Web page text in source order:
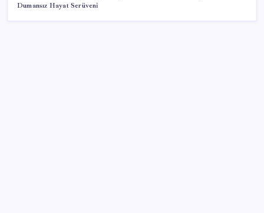
Dumansız Hayat Serüveni